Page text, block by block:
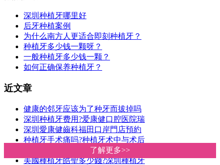
了解更多>>
了解更多>>
深圳种植牙哪里好
后牙种植案例
为什么南方人更适合即刻种植牙？
种植牙多少钱一颗呀？
一般种植牙多少钱一颗？
如何正确保养种植牙？
近文章
健康的邻牙应该为了种牙而拔掉吗
深圳种植牙费用?爱康健口腔医院瑞
深圳愛康健齒科福田口岸門店預約
种植牙手术痛吗?种植牙术中与术后
患有糖尿病或高血压可以种牙吗?深
美國種植牙皓聖多少錢?深圳種植牙